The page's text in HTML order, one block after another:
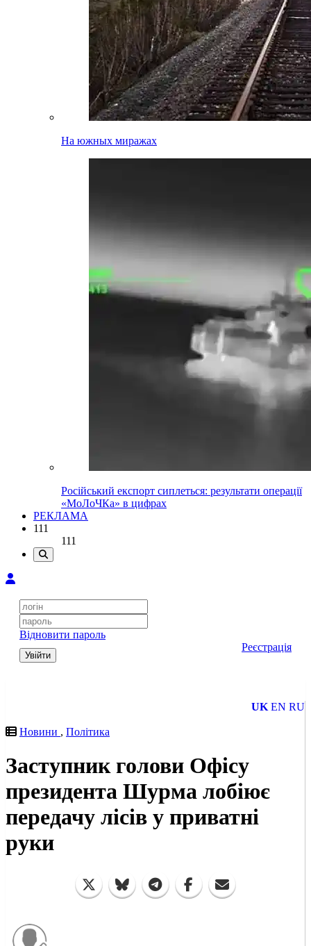
На южных миражах
Російський експорт сиплеться: результати операції
«МоЛоЧКа» в цифрах
РЕКЛАМА
111
111
Відновити пароль
Увійти
Реєстрація
UK EN RU
Новини , Політика
Заступник голови Офісу
президента Шурма лобіює
передачу лісів у приватні
руки